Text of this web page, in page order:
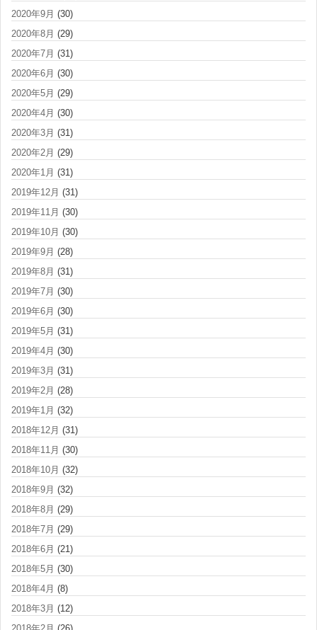
2020年9月 (30)
2020年8月 (29)
2020年7月 (31)
2020年6月 (30)
2020年5月 (29)
2020年4月 (30)
2020年3月 (31)
2020年2月 (29)
2020年1月 (31)
2019年12月 (31)
2019年11月 (30)
2019年10月 (30)
2019年9月 (28)
2019年8月 (31)
2019年7月 (30)
2019年6月 (30)
2019年5月 (31)
2019年4月 (30)
2019年3月 (31)
2019年2月 (28)
2019年1月 (32)
2018年12月 (31)
2018年11月 (30)
2018年10月 (32)
2018年9月 (32)
2018年8月 (29)
2018年7月 (29)
2018年6月 (21)
2018年5月 (30)
2018年4月 (8)
2018年3月 (12)